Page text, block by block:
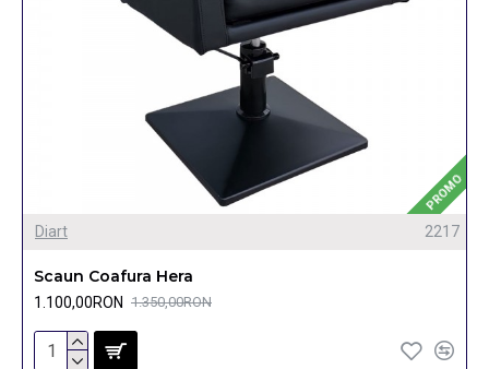
PROMO
Diart 2217
Scaun Coafura Hera
1.100,00RON 1.350,00RON